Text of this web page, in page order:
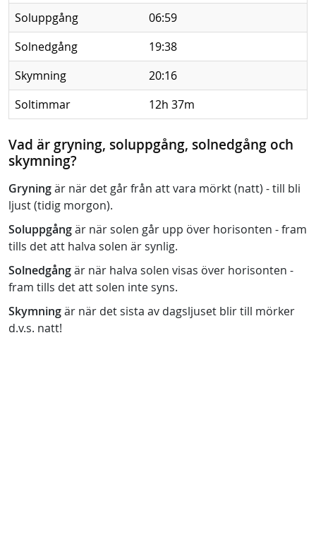
Soluppgång
06:59
Solnedgång
19:38
Skymning
20:16
Soltimmar
12h 37m
Vad är gryning, soluppgång, solnedgång och
skymning?
Gryningär när det går från att vara mörkt (natt) - till bli
ljust (tidig morgon).
Soluppgångär när solen går upp över horisonten - fram
tills det att halva solen är synlig.
Solnedgångär när halva solen visas över horisonten -
fram tills det att solen inte syns.
Skymningär när det sista av dagsljuset blir till mörker
d.v.s. natt!